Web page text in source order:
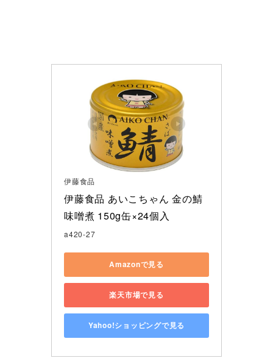
伊藤食品
伊藤食品 あいこちゃん 金の鯖
味噌煮 150g缶×24個入
a420-27
Amazonで見る
楽天市場で見る
Yahoo!ショッピングで見る